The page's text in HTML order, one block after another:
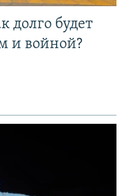
долго будет
и войной?